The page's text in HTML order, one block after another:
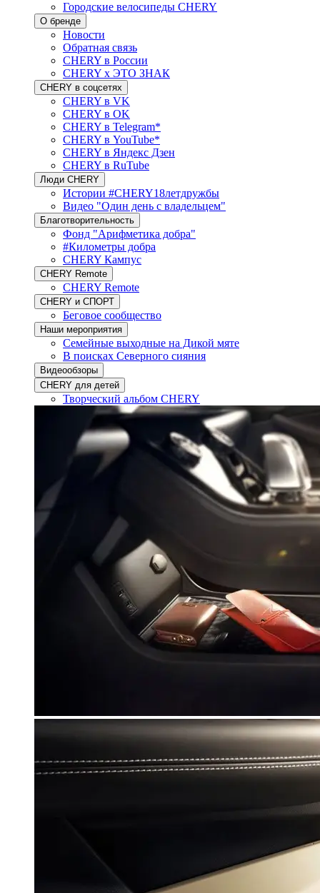
Городские велосипеды CHERY
О бренде
Новости
Обратная связь
CHERY в России
CHERY x ЭТО ЗНАК
CHERY в соцсетях
CHERY в VK
CHERY в OK
CHERY в Telegram*
CHERY в YouTube*
CHERY в Яндекс Дзен
CHERY в RuTube
Люди CHERY
Истории #CHERY18летдружбы
Видео "Один день с владельцем"
Благотворительность
Фонд "Арифметика добра"
#Километры добра
CHERY Кампус
CHERY Remote
CHERY Remote
CHERY и СПОРТ
Беговое сообщество
Наши мероприятия
Семейные выходные на Дикой мяте
В поисках Северного сияния
Видеообзоры
CHERY для детей
Творческий альбом CHERY